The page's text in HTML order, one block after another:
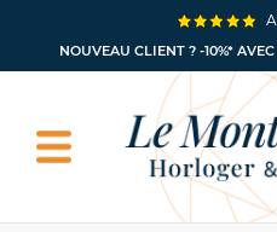
NOUVEAU CLIENT ? -10%*